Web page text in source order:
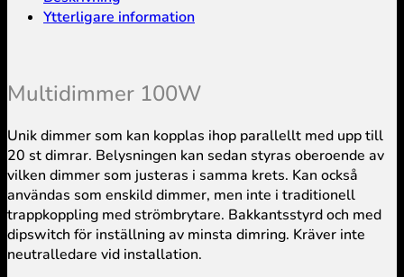
Ytterligare information
Multidimmer 100W
Unik dimmer som kan kopplas ihop parallellt med upp till
20 st dimrar. Belysningen kan sedan styras oberoende av
vilken dimmer som justeras i samma krets. Kan också
användas som enskild dimmer, men inte i traditionell
trappkoppling med strömbrytare. Bakkantsstyrd och med
dipswitch för inställning av minsta dimring. Kräver inte
neutralledare vid installation.